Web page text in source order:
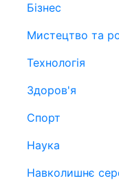
Бізнес
Мистецтво та
Технологія
Здоров'я
Спорт
Наука
Навколишнє